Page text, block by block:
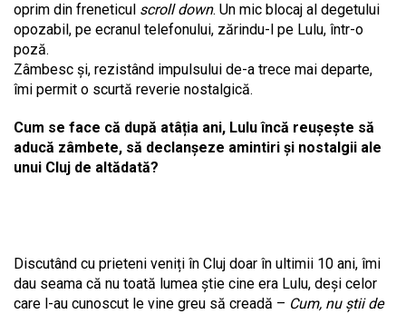
oprim din freneticul scroll down. Un mic blocaj al degetului
opozabil, pe ecranul telefonului, zărindu-l pe Lulu, într-o
poză.
Zâmbesc și, rezistând impulsului de-a trece mai departe,
îmi permit o scurtă reverie nostalgică.
Cum se face că după atâția ani, Lulu încă reușește să
aducă zâmbete, să declanșeze amintiri și nostalgii ale
unui Cluj de altădată?
Discutând cu prieteni veniți în Cluj doar în ultimii 10 ani, îmi
dau seama că nu toată lumea știe cine era Lulu, deși celor
care l-au cunoscut le vine greu să creadă – Cum, nu știi de